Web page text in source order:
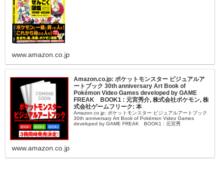
www.amazon.co.jp
Amazon.co.jp: ポケットモンスター ビジュアルア
ートブック 30th anniversary Art Book of
Pokémon Video Games developed by GAME
FREAK BOOK1 : 元宮秀介, 株式会社ポケモン, 株
式会社ゲームフリーク: 本
Amazon.co.jp: ポケットモンスター ビジュアルアートブック
30th anniversary Art Book of Pokémon Video Games
developed by GAME FREAK BOOK1 : 元宮秀
www.amazon.co.jp